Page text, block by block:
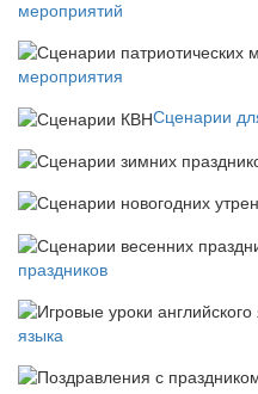
мероприятий
мероприятия
Сценарии
праздников
языка